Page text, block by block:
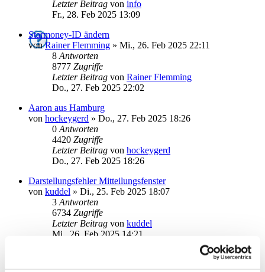
Letzter Beitrag von info
Fr., 28. Feb 2025 13:09
Starmoney-ID ändern
vonRainer Flemming » Mi., 26. Feb 2025 22:11
8 Antworten
8777 Zugriffe
Letzter Beitrag von Rainer Flemming
Do., 27. Feb 2025 22:02
Aaron aus Hamburg
von hockeygerd » Do., 27. Feb 2025 18:26
0 Antworten
4420 Zugriffe
Letzter Beitrag von hockeygerd
Do., 27. Feb 2025 18:26
Darstellungsfehler Mitteilungsfenster
von kuddel » Di., 25. Feb 2025 18:07
3 Antworten
6734 Zugriffe
Letzter Beitrag von kuddel
Mi., 26. Feb 2025 14:21